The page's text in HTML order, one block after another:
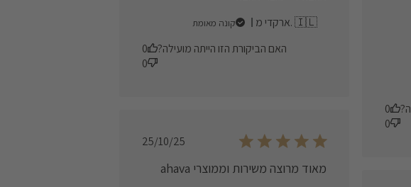
ארקדי מ. 🇮🇱
קונה מאומת
האם הביקורת הזו הייתה מועילה?
0
0
0
0
Published
25/10/25
מאוד מרוצה משירות וממוצרי ahava